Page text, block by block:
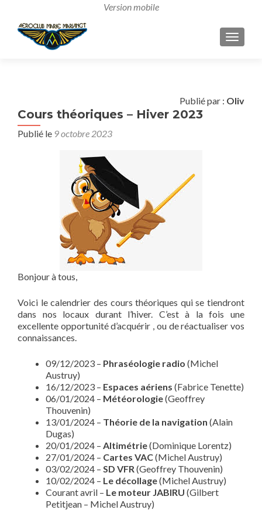
Publié par : Oliv
Cours théoriques – Hiver 2023
Publié le 9 octobre 2023
Bonjour à tous,
Voici le calendrier des cours théoriques qui se tiendront
dans nos locaux durant l’hiver. C’est à la fois une
excellente opportunité d’acquérir , ou de réactualiser vos
connaissances.
09/12/2023 – Phraséologie radio (Michel
Austruy)
16/12/2023 – Espaces aériens (Fabrice Tenette)
06/01/2024 – Météorologie(Geoffrey
Thouvenin)
13/01/2024 – Théorie de la navigation (Alain
Dugas)
20/01/2024 – Altimétrie(Dominique Lorentz)
27/01/2024 – Cartes VAC(Michel Austruy)
03/02/2024 – SD VFR (Geoffrey Thouvenin)
10/02/2024 – Le décollage(Michel Austruy)
Courant avril – Le moteur JABIRU (Gilbert
Petitjean – Michel Austruy)